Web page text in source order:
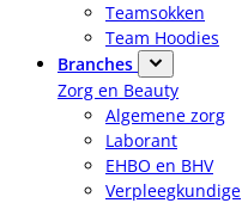
Teamsokken
Team Hoodies
Branches
Zorg en Beauty
Algemene zorg
Laborant
EHBO en BHV
Verpleegkundige